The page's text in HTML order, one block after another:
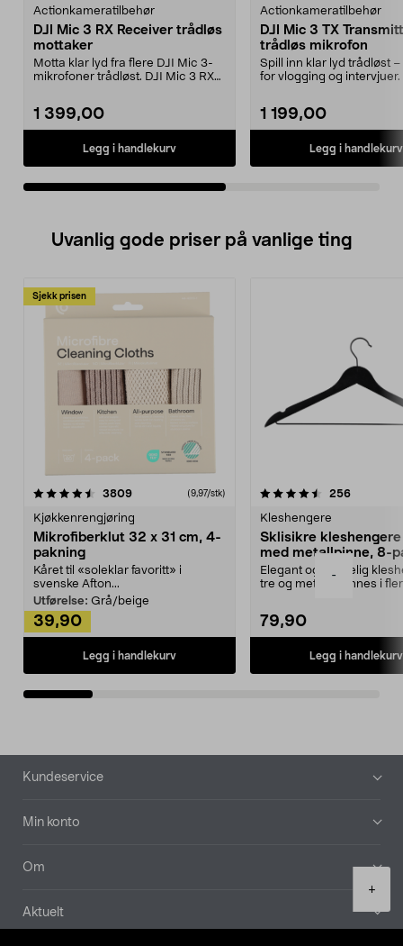
-
+
Actionkameratilbehør
DJI Mic 3 RX Receiver trådløs
mottaker
Motta klar lyd fra flere DJI Mic 3-
mikrofoner trådløst. DJI Mic 3 RX
1 399,00
Legg i handlekurv
Actionkameratilbehør
DJI Mic 3 TX
trådløs mikrofon
Spill inn klar lyd trådløst
for vlogging og intervjuer.
1 199,00
Legg i handlekurv
Uvanlig gode priser på vanlige ting
Sjekk prisen
3809anmeldelser(9,97/stk)
Kjøkkenrengjøring
Mikrofiberklut 32 x 31 cm, 4-
pakning
Kåret til «soleklar favoritt» i
svenske Afton...
Utførelse: Grå/beige
39,90
Legg i handlekurv
4.5av 5 stjerner 256
Kleshengere
Sklisikre
med metallpinne, 8-
Elegant og skikkelig
tre og metall – finnes i
79,90
Legg i handlekurv
4.5av 5 stjerner
Bunntekst
Kundeservice
Min konto
Om
Aktuelt